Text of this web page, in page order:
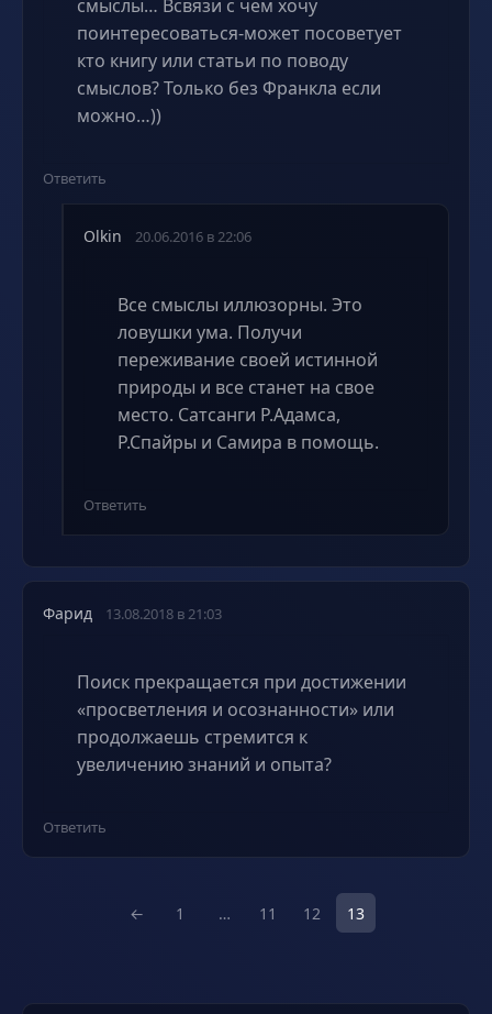
смыслы… Всвязи с чем хочу
поинтересоваться-может посоветует
кто книгу или статьи по поводу
смыслов? Только без Франкла если
можно…))
Ответить
Olkin 20.06.2016 в 22:06
Все смыслы иллюзорны. Это
ловушки ума. Получи
переживание своей истинной
природы и все станет на свое
место. Сатсанги Р.Адамса,
Р.Спайры и Самира в помощь.
Ответить
Фарид 13.08.2018 в 21:03
Поиск прекращается при достижении
«просветления и осознанности» или
продолжаешь стремится к
увеличению знаний и опыта?
Ответить
← 1 … 11 12 13